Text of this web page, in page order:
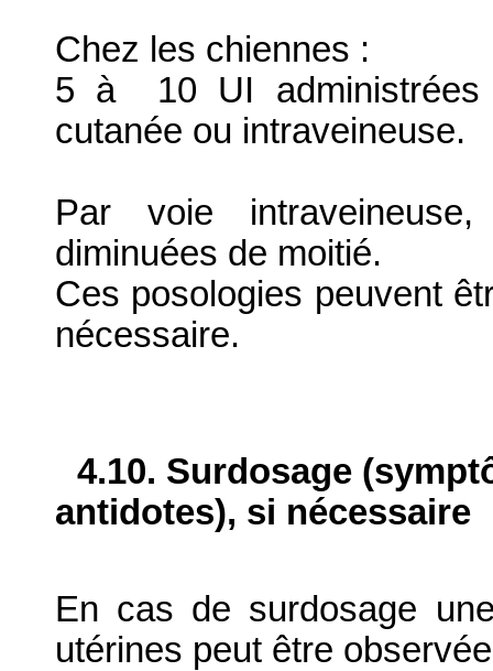
Chez les chiennes :
5 à 10 UI administrées
cutanée ou intraveineuse.
Par voie
diminuées de moitié.
Ces posologies peuvent
nécessaire.
4.10. Surdosage
antidotes), si nécessaire
En cas de surdosage
utérines peut être